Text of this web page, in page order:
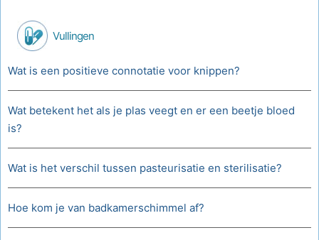
Vullingen
Wat is een positieve connotatie voor knippen?
Wat betekent het als je plas veegt en er een beetje bloed
is?
Wat is het verschil tussen pasteurisatie en sterilisatie?
Hoe kom je van badkamerschimmel af?